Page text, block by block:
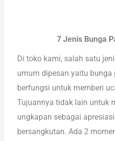
7 Jenis Bunga
Di toko kami, salah satu
umum dipesan yaitu bunga
berfungsi untuk memberi
Tujuannya tidak lain untuk
ungkapan sebagai
bersangkutan. Ada 2